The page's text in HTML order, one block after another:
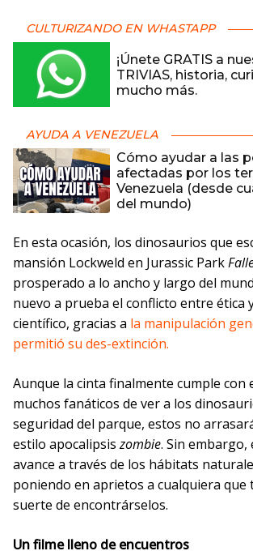
CULTURIZANDO EN WHASTAPP
¡Únete GRATIS a
TRIVIAS, historia,
mucho más.
AYUDA A VENEZUELA
Cómo ayudar a las
afectadas por los
Venezuela (desde
del mundo)
En esta ocasión, los dinosaurios que
mansión Lockweld en Jurassic Park
prosperado a lo ancho y largo del
nuevo a prueba el conflicto entre ética
científico, gracias a la manipulación
permitió su des-extinción.
Aunque la cinta finalmente cumple con
muchos fanáticos de ver a los
seguridad del parque, estos no
estilo apocalipsiszombie. Sin embargo,
avance a través de los hábitats
poniendo en aprietos a cualquiera que
suerte de encontrárselos.
Un filme lleno de encuentros